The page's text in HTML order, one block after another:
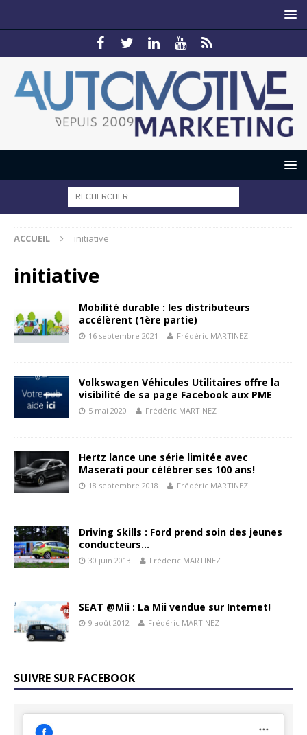
ACCUEIL initiative
initiative
Mobilité durable : les distributeurs
accélèrent (1ère partie)
16 septembre 2021 Frédéric MARTINEZ
Volkswagen Véhicules Utilitaires offre la
visibilité de sa page Facebook aux PME
5 mai 2020 Frédéric MARTINEZ
Hertz lance une série limitée avec
Maserati pour célébrer ses 100 ans!
18 septembre 2018 Frédéric MARTINEZ
Driving Skills : Ford prend soin des jeunes
conducteurs…
30 juin 2013 Frédéric MARTINEZ
SEAT @Mii : La Mii vendue sur Internet!
9 août 2012 Frédéric MARTINEZ
SUIVRE SUR FACEBOOK